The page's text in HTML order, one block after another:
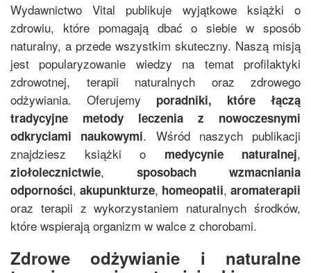
Wydawnictwo Vital publikuje wyjątkowe książki o
zdrowiu, które pomagają dbać o siebie w sposób
naturalny, a przede wszystkim skuteczny. Naszą misją
jest popularyzowanie wiedzy na temat profilaktyki
zdrowotnej, terapii naturalnych oraz zdrowego
odżywiania. Oferujemy poradniki, które łączą
tradycyjne metody leczenia z nowoczesnymi
odkryciami naukowymi. Wśród naszych publikacji
znajdziesz książki o medycynie naturalnej,
ziołolecznictwie, sposobach wzmacniania
odporności, akupunkturze, homeopatii, aromaterapii
oraz terapii z wykorzystaniem naturalnych środków,
które wspierają organizm w walce z chorobami.
Zdrowe odżywianie i naturalne